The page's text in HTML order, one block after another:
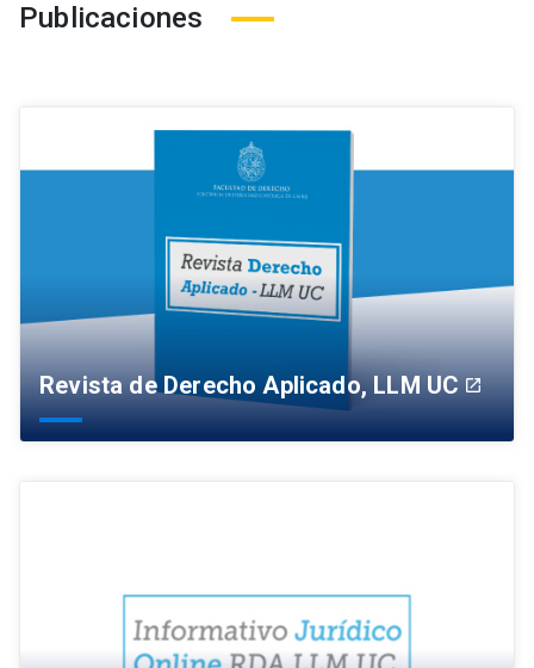
Publicaciones
Revista de Derecho Aplicado, LLM UC launch